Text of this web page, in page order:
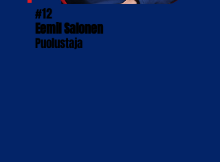
#12
Eemil Salonen
Puolustaja